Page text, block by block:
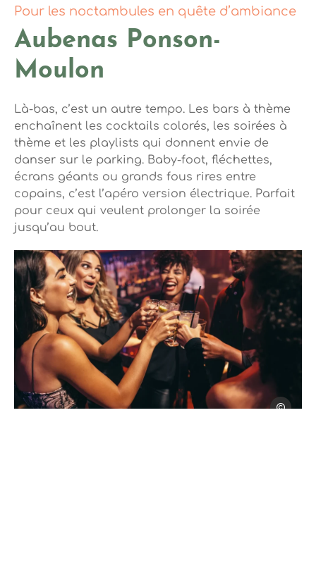
Pour les noctambules en quête d’ambiance
Aubenas Ponson-
Moulon
Là-bas, c’est un autre tempo. Les bars à thème
enchaînent les cocktails colorés, les soirées à
thème et les playlists qui donnent envie de
danser sur le parking. Baby-foot, fléchettes,
écrans géants ou grands fous rires entre
copains, c’est l’apéro version électrique. Parfait
pour ceux qui veulent prolonger la soirée
jusqu’au bout.
Photo, © Jacob Lund
Jacob